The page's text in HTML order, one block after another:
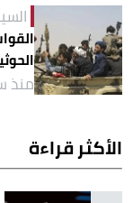
منذ
الأكثر قراءة